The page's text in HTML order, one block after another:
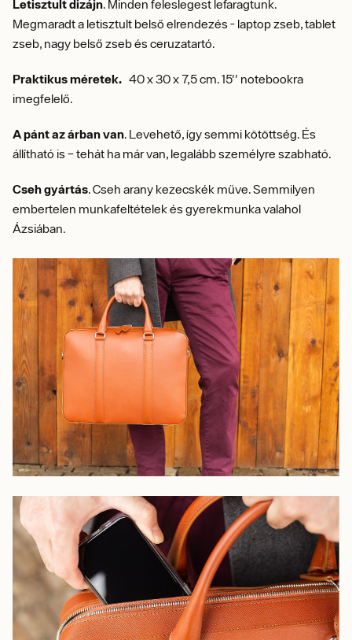
Letisztult dizájn. Minden feleslegest lefaragtunk.
Megmaradt a letisztult belső elrendezés - laptop zseb, tablet
zseb, nagy belső zseb és ceruzatartó.
Praktikus méretek. 40 x 30 x 7,5 cm. 15'' notebookra
imegfelelő.
A pánt az árban van. Levehető, így semmi kötöttség. És
állítható is – tehát ha már van, legalább személyre szabható.
Cseh gyártás. Cseh arany kezecskék műve. Semmilyen
embertelen munkafeltételek és gyerekmunka valahol
Ázsiában.